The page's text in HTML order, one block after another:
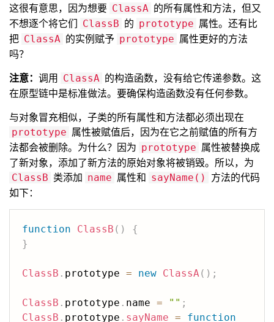
这很有意思，因为想要 ClassA 的所有属性和方法，但又
不想逐个将它们 ClassB 的 prototype 属性。还有比
把 ClassA 的实例赋予 prototype 属性更好的方法
吗？
注意： 调用 ClassA 的构造函数，没有给它传递参数。这
在原型链中是标准做法。要确保构造函数没有任何参数。
与对象冒充相似，子类的所有属性和方法都必须出现在
prototype 属性被赋值后，因为在它之前赋值的所有方
法都会被删除。为什么？因为 prototype 属性被替换成
了新对象，添加了新方法的原始对象将被销毁。所以，为
ClassB 类添加 name 属性和 sayName()
方法的代码
如下：
function ClassB ( )
{
}
ClassB . prototype = new ClassA( ) ;
ClassB . prototype . name = "" ;
ClassB . prototype . sayName =
function